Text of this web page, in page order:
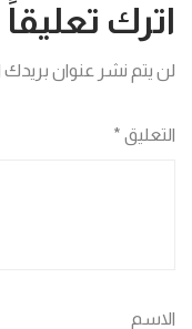
اترك تعليقاً
لن يتم نشر عنوان بريدك
التعليق *
الاسم